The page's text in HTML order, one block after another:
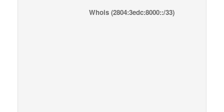
Whois (2804:3edc:8000::/33)